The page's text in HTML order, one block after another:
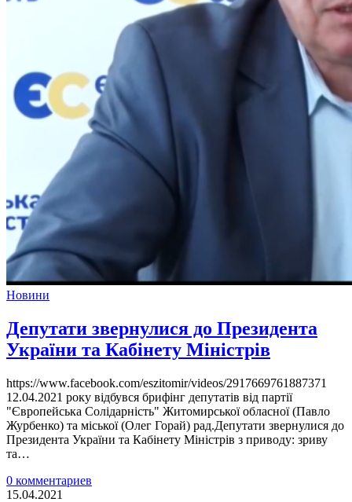
Новини
Депутати звернулися до Президента
України та Кабінету Міністрів
https://www.facebook.com/eszitomir/videos/2917669761887371
12.04.2021 року відбувся брифінг депутатів від партії
"Європейська Солідарність" Житомирської обласної (Павло
Журбенко) та міської (Олег Горай) рад.Депутати звернулися до
Президента України та Кабінету Міністрів з приводу: зриву
та…
0 комментариев
15.04.2021